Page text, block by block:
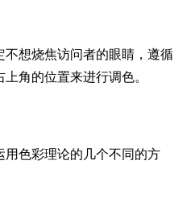
想烧焦访问者的眼睛，遵循
角的位置来进行调色。
色彩理论的几个不同的方